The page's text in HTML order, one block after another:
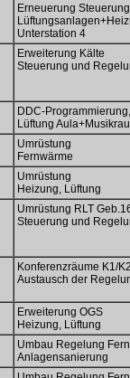
Erneuerung
Unterstation 4
Erweiterung Kälte
Steuerung und
DDC-
Lüftung
Umrüstung
Fernwärme
Umrüstung
Heizung, Lüftung
Umrüstung RLT
Steuerung und
Konferenzräume K1/
Austausch der
Erweiterung OGS
Heizung, Lüftung
Umbau Regelung
Anlagensanierung